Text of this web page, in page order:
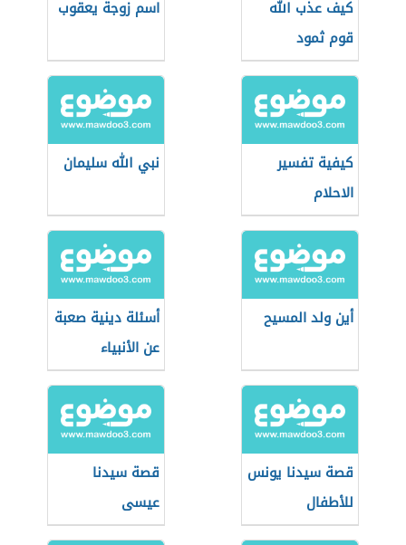
كيف عذب الله
قوم ثمود
اسم زوجة يعقوب
كيفية تفسير
الاحلام
نبي الله سليمان
أين ولد المسيح
أسئلة دينية صعبة
عن الأنبياء
قصة سيدنا يونس
للأطفال
قصة سيدنا
عيسى